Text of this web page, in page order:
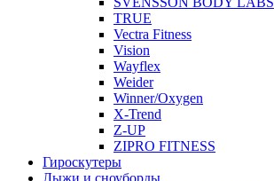
TRUE
Vectra Fitness
Vision
Wayflex
Weider
Winner/Oxygen
X-Trend
Z-UP
ZIPRO FITNESS
Гироскутеры
Лыжи и сноуборды